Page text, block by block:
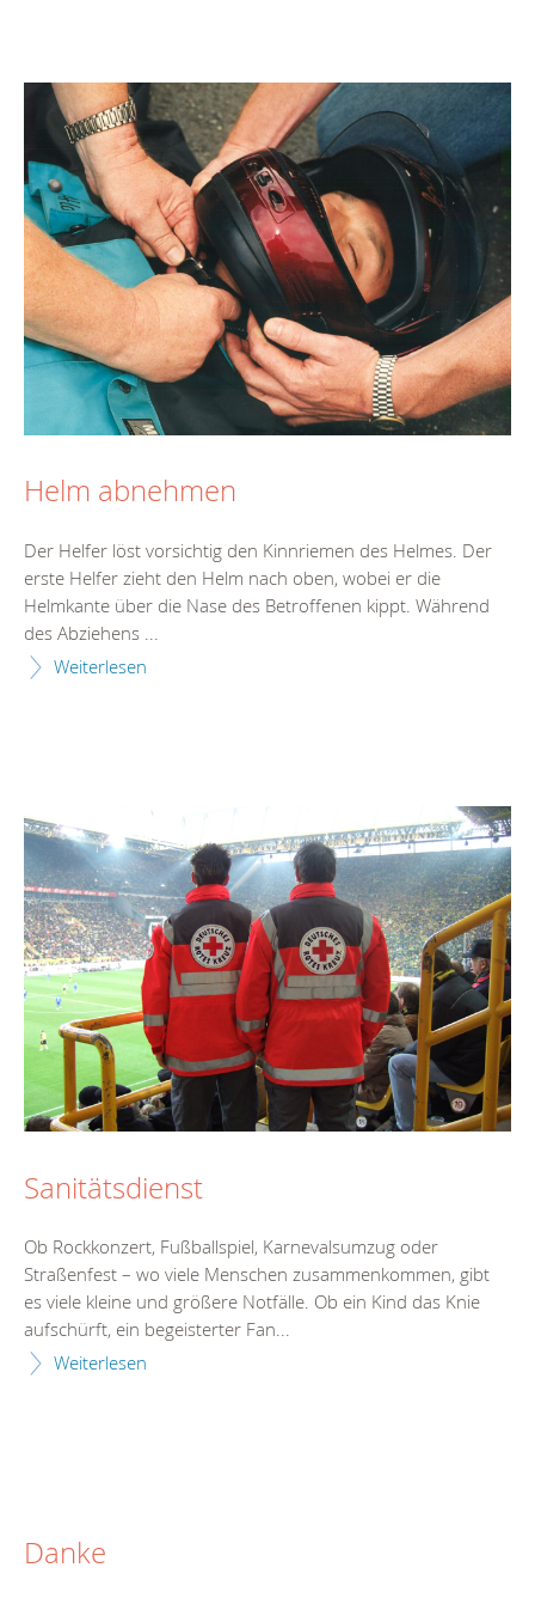
Helm abnehmen
Der Helfer löst vorsichtig den Kinnriemen des Helmes. Der
erste Helfer zieht den Helm nach oben, wobei er die
Helmkante über die Nase des Betroffenen kippt. Während
des Abziehens ...
Weiterlesen
Sanitätsdienst
Ob Rockkonzert, Fußballspiel, Karnevalsumzug oder
Straßenfest – wo viele Menschen zusammenkommen, gibt
es viele kleine und größere Notfälle. Ob ein Kind das Knie
aufschürft, ein begeisterter Fan...
Weiterlesen
Danke